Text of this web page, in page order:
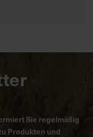
Sie regelmäßig
Produkten und